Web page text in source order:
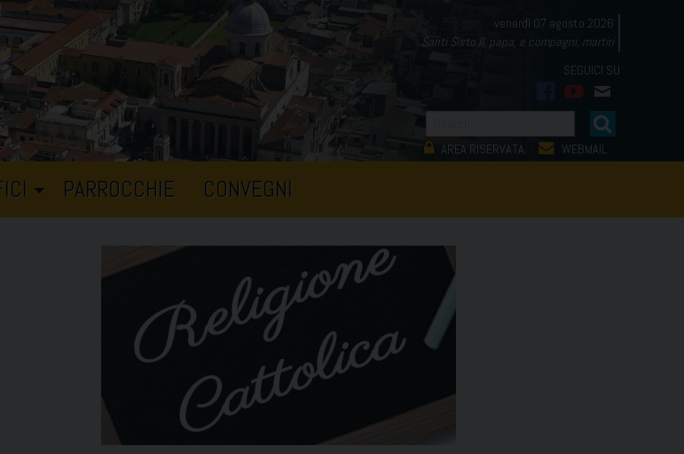
venerdì 07 agosto 2026
Santi Sisto II, papa, e compagni, martiri
facebook
youtube
mail
AREA RISERVATA WEBMAIL
PARROCCHIE CONVEGNI